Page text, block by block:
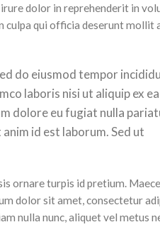
dolor in reprehenderit in
culpa qui officia deserunt mollit
do eiusmod tempor
laboris nisi ut aliquip ex ea
dolore eu fugiat nulla
id est laborum. Sed ut
ornare turpis id pretium.
dolor sit amet, consectetur
nulla nunc, aliquet vel metus